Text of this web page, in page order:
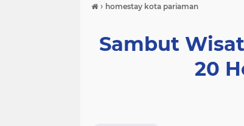
› homestay kota pariaman
Sambut
20